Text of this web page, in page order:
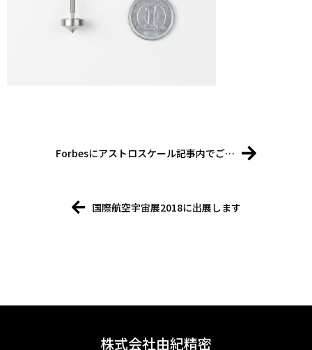
Forbesにアストロスケール記事内でご…
国際航空宇宙展2018に出展します
株式会社由紀精密